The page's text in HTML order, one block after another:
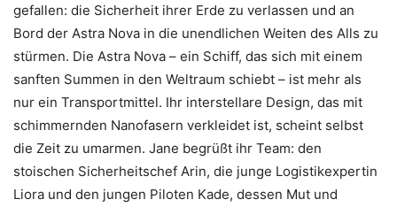
gefallen: die Sicherheit ihrer Erde zu verlassen und an
Bord der Astra Nova in die unendlichen Weiten des Alls zu
stürmen. Die Astra Nova – ein Schiff, das sich mit einem
sanften Summen in den Weltraum schiebt – ist mehr als
nur ein Transportmittel. Ihr interstellare Design, das mit
schimmernden Nanofasern verkleidet ist, scheint selbst
die Zeit zu umarmen. Jane begrüßt ihr Team: den
stoischen Sicherheitschef Arin, die junge Logistikexpertin
Liora und den jungen Piloten Kade, dessen Mut und